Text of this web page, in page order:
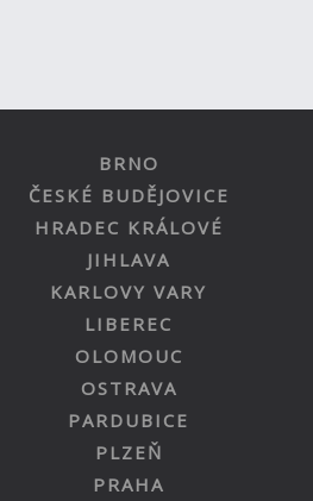
BRNO
ČESKÉ BUDĚJOVICE
HRADEC KRÁLOVÉ
JIHLAVA
KARLOVY VARY
LIBEREC
OLOMOUC
OSTRAVA
PARDUBICE
PLZEŇ
PRAHA